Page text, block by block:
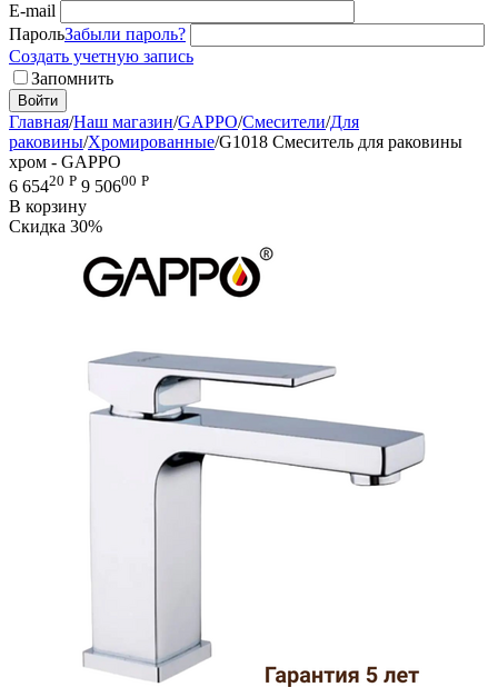
E-mail
ПарольЗабыли пароль?
Создать учетную запись
Запомнить
Войти
Главная/Наш магазин/GAPPO/Смесители/Для
раковины/Хромированные/G1018 Смеситель для раковины
хром - GAPPO
6 65420 Р 9 50600 Р
В корзину
Скидка 30%